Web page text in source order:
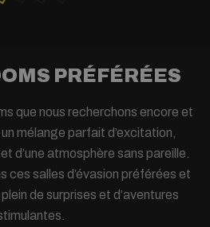
PRÉFÉRÉES
que nous recherchons encore et
mélange parfait d’excitation,
d’une atmosphère sans pareille.
ces salles d’évasion préférées et
de surprises et d’aventures